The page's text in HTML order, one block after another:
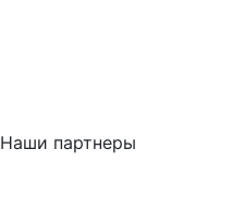
Наши партнеры